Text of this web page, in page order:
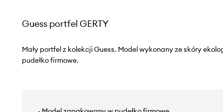
Guess portfel GERTY
Mały portfel z kolekcji Guess. Model wykonany ze skóry
pudełko firmowe.